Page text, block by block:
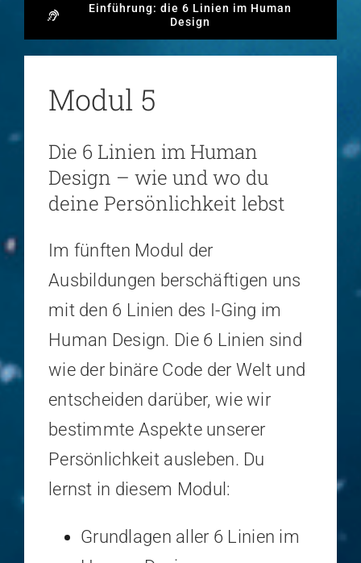
Einführung: die 6 Linien im Human
Design
Modul 5
Die 6 Linien im Human
Design – wie und wo du
deine Persönlichkeit lebst
Im fünften Modul der
Ausbildungen berschäftigen uns
mit den 6 Linien des I-Ging im
Human Design. Die 6 Linien sind
wie der binäre Code der Welt und
entscheiden darüber, wie wir
bestimmte Aspekte unserer
Persönlichkeit ausleben. Du
lernst in diesem Modul:
Grundlagen aller 6 Linien im